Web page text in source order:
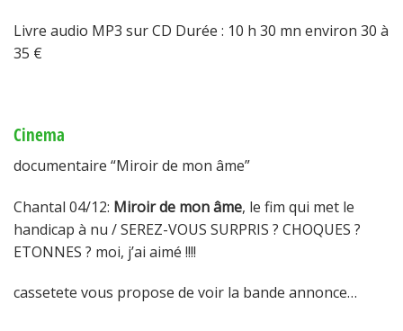
Livre audio MP3 sur CD Durée : 10 h 30 mn environ 30 à
35 €
Cinema
documentaire “Miroir de mon âme”
Chantal 04/12: Miroir de mon âme, le fim qui met le
handicap à nu / SEREZ-VOUS SURPRIS ? CHOQUES ?
ETONNES ? moi, j’ai aimé !!!!
cassetete vous propose de voir la bande annonce…